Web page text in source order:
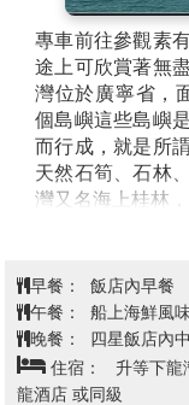
是在水上搭一座
一張竹簾從上垂
木偶則固定在細
越南李朝時期即
塘遍布的紅河三
的藝術禮儀，後
八世紀達到全盛
風靡全越。木偶
國寶耀眼的展現
遊客暢遊越南的首
專車前往參觀素
途上可欣賞著無
灣位於廣寧省，
個島嶼這些島嶼
而行成，就是所
天然石筍、石林
灣又名海上桂林
早餐後，專車前
本行程特別安排
會與一般市售團
龍灣面積廣達
龍灣在東京灣
嶼，蔚成海上石
早餐：
飯店內早餐
午餐：
船上海鮮風
晚餐：
四星飯店內
住宿：
升等下
龍酒店 或同級